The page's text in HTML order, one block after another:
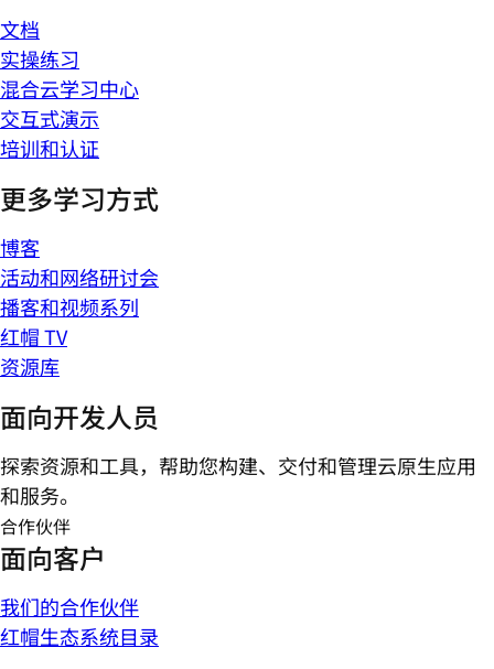
文档
实操练习
混合云学习中心
交互式演示
培训和认证
更多学习方式
博客
活动和网络研讨会
播客和视频系列
红帽 TV
资源库
面向开发人员
探索资源和工具，帮助您构建、交付和管理云原生应用
和服务。
合作伙伴
面向客户
我们的合作伙伴
红帽生态系统目录